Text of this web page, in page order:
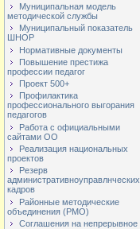
Муниципальная модель
методической службы
Муниципальный показатель
ШНОР
Нормативные документы
Повышение престижа
профессии педагог
Проект 500+
Профилактика
профессионального выгорания
педагогов
Работа с официальными
сайтами ОО
Реализация национальных
проектов
Резерв
административноуправлнческих
кадров
Районные методические
объединения (РМО)
Соглашения на непрерывное